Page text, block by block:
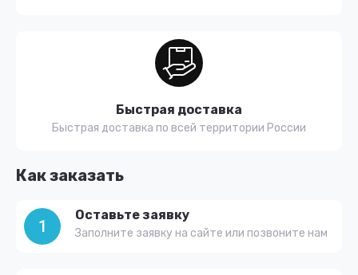
Как заказать
1
Оставьте заявку
Заполните заявку на сайте или позвоните нам
Быстрая доставка
Быстрая доставка по всей территории России